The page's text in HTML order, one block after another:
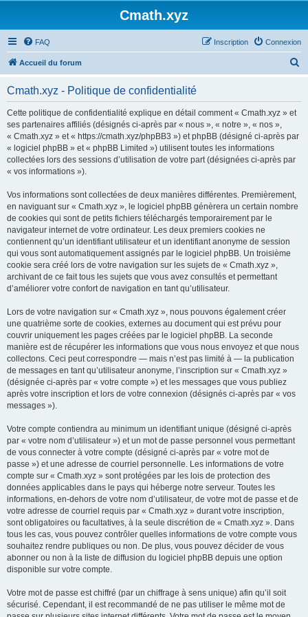
Cmath.xyz
FAQ Connexion
Inscription
Accueil du forum
Cmath.xyz - Politique de confidentialité
Cette politique de confidentialité explique en détail comment « Cmath.xyz » et
ses partenaires affiliés (désignés ci-après par « nous », « notre », « nos »,
« Cmath.xyz » et « https://cmath.xyz/phpBB3 ») et phpBB (désigné ci-après par
« logiciel phpBB » et « phpBB Limited ») utilisent toutes les informations
collectées lors des sessions d’utilisation de votre part (désignées ci-après par
« vos informations »).
Vos informations sont collectées de deux manières différentes. Premièrement,
en naviguant sur « Cmath.xyz », le logiciel phpBB génèrera un certain nombre
de cookies qui sont de petits fichiers téléchargés temporairement par le
navigateur internet de votre ordinateur. Les deux premiers cookies ne
contiennent qu’un identifiant utilisateur et un identifiant anonyme de session
qui vous sont automatiquement assignés par le logiciel phpBB. Un troisième
cookie sera créé lors de votre navigation sur les sujets de « Cmath.xyz »,
archivant de ce fait tous les sujets que vous avez consultés et permettant
d’améliorer votre confort de navigation en tant qu’utilisateur.
Lors de votre navigation sur « Cmath.xyz », nous pouvons également créer
une quatrième sorte de cookies, externes au document qui est prévu pour
couvrir uniquement les pages créées par le logiciel phpBB. La seconde
manière est de récupérer les informations que vous nous envoyez et que nous
collectons. Ceci peut correspondre — mais n’est pas limité à — la publication
de messages en tant qu’utilisateur anonyme, l’inscription sur « Cmath.xyz »
(désignée ci-après par « votre compte ») et les messages que vous publiez
après votre inscription et lors de votre connexion (désignés ci-après par « vos
messages »).
Votre compte contiendra au minimum un identifiant unique (désigné ci-après
par « votre nom d’utilisateur ») et un mot de passe personnel vous permettant
de vous connecter à votre compte (désigné ci-après par « votre mot de
passe ») et une adresse de courriel personnelle. Les informations de votre
compte sur « Cmath.xyz » sont protégées par les lois de protection des
données applicables dans le pays qui héberge notre serveur. Toutes les
informations, en-dehors de votre nom d’utilisateur, de votre mot de passe et de
votre adresse de courriel requis par « Cmath.xyz » durant votre inscription,
sont obligatoires ou facultatives, à la seule discrétion de « Cmath.xyz ». Dans
tous les cas, vous pouvez contrôler quelles informations de votre compte vous
souhaitez rendre publiques ou non. De plus, vous pouvez décider de vous
abonner ou non à la liste de diffusion du logiciel phpBB depuis une option
disponible sur votre compte.
Votre mot de passe est chiffré (par un chiffrage à sens unique) afin qu’il soit
sécurisé. Cependant, il est recommandé de ne pas utiliser le même mot de